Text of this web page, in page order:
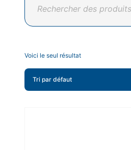
produits
Voici le seul résultat